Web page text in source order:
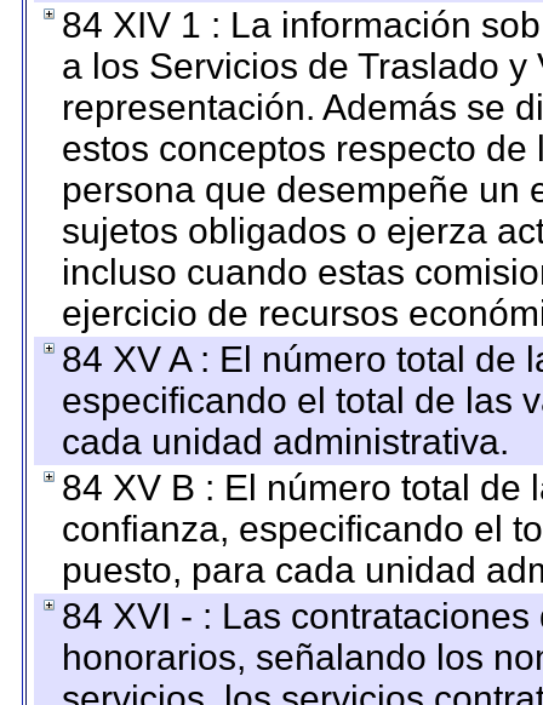
84 XIV 1 : La información
a los Servicios de Traslado
representación. Además se
estos conceptos respecto
persona que desempeñe un
sujetos obligados o ejerza
incluso cuando estas
ejercicio de recursos
84 XV A : El número total de
especificando el total de las
cada unidad administrativa.
84 XV B : El número total de
confianza, especificando el
puesto, para cada unidad
84 XVI - : Las
honorarios, señalando los